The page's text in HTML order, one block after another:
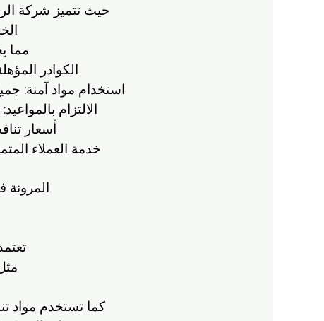
حيث تتميز شركة
مما
الكوادر
استخدام مواد آمنة:
الالتزام
أسعار
خدمة العملاء
المرونة
كما تستخدم مواد